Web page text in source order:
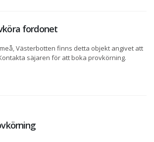
fordonet
Västerbotten finns detta objekt angivet att
säjaren för att boka provkörning.